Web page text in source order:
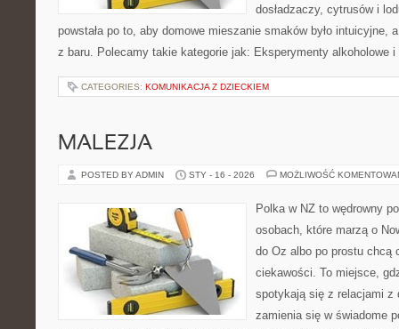
dosładzaczy, cytrusów i
powstała po to, aby domowe mieszanie smaków było intuicyjne,
z baru. Polecamy takie kategorie jak: Eksperymenty alkoholowe
CATEGORIES: KOMUNIKACJA Z DZIECKIEM
MALEZJA
POSTED BY ADMIN STY - 16 - 2026 MOŻLIWOŚĆ
Polka w NZ to wędrowny
osobach, które marzą o
do Oz albo po prostu chcą
ciekawości. To miejsce,
spotykają się z relacjami z
zamienia się w świadome